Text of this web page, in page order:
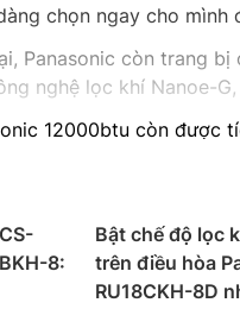
chọn ngay cho
Panasonic còn trang
nghệ lọc khí Nanoe-
12000btu còn được
năm cho toàn bộ sản
Panasonic theo công
phân loại theo công
Hòa Panasonic
8:
Bật chế độ lọc
trên điều hòa
RU18CKH-8D